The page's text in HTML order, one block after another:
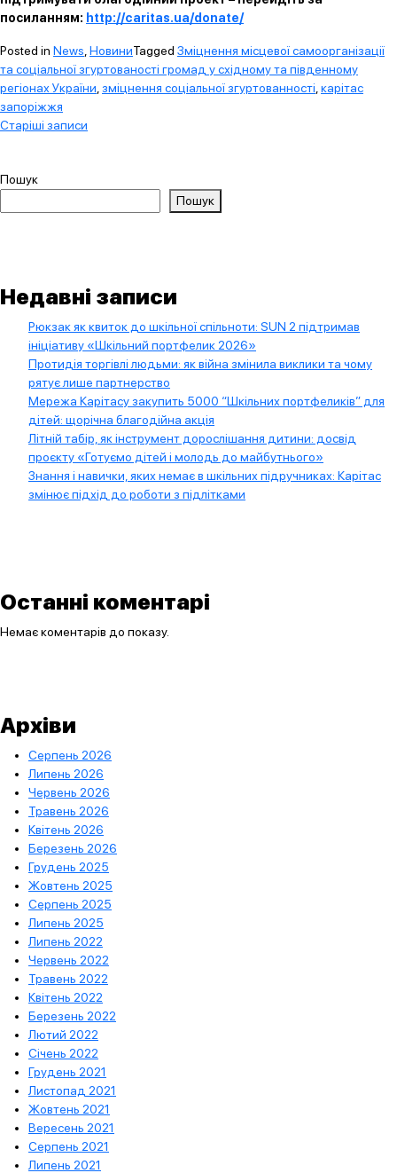
посиланням: http://caritas.ua/donate/
Posted in News НовиниTagged Зміцнення місцевої самоорганізації
та соціальної згуртованості громад у східному та південному
регіонах України зміцнення соціальної згуртованності карітас
запоріжжя
Навігація
записами
Старіші записи
Пошук
Пошук
Недавні записи
Рюкзак як квиток до шкільної спільноти: SUN 2 підтримав
ініціативу «Шкільний портфелик 2026»
Протидія торгівлі людьми: як війна змінила виклики та чому
рятує лише партнерство
Мережа Карітасу закупить 5000 “Шкільних портфеликів” для
дітей: щорічна благодійна акція
Літній табір, як інструмент дорослішання дитини: досвід
проєкту «Готуємо дітей і молодь до майбутнього»
Знання і навички, яких немає в шкільних підручниках: Карітас
змінює підхід до роботи з підлітками
Останні коментарі
Немає коментарів до показу.
Архіви
Серпень 2026
Липень 2026
Червень 2026
Травень 2026
Квітень 2026
Березень 2026
Грудень 2025
Жовтень 2025
Серпень 2025
Липень 2025
Липень 2022
Червень 2022
Травень 2022
Квітень 2022
Березень 2022
Лютий 2022
Січень 2022
Грудень 2021
Листопад 2021
Жовтень 2021
Вересень 2021
Серпень 2021
Липень 2021